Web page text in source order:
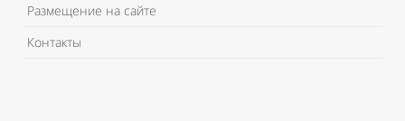
Размещение на сайте
Контакты